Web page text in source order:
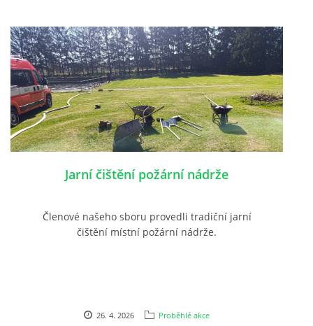
Jarní čištění požární nádrže
Členové našeho sboru provedli tradiční jarní
čištění místní požární nádrže.
26. 4. 2026 Proběhlé akce